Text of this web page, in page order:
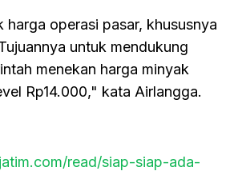
harga operasi pasar, khususnya
untuk mendukung
menekan harga minyak
Rp14.000," kata Airlangga.
read/siap-siap-ada-